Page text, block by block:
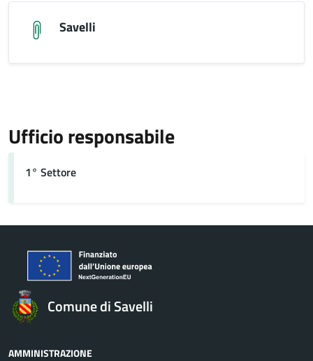
Savelli
Ufficio responsabile
1° Settore
Comune di Savelli
AMMINISTRAZIONE